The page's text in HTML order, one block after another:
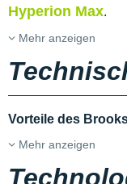
Hyperion Max.
Mehr anzeigen
Vorteile des
Mehr anzeigen